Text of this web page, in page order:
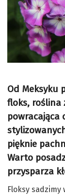
Od Meksyku
floks, roślina
powracająca
pięknie
Warto
przysparza
Floksy